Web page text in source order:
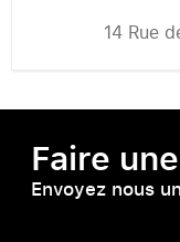
14 Rue
Faire
Envoyez nous